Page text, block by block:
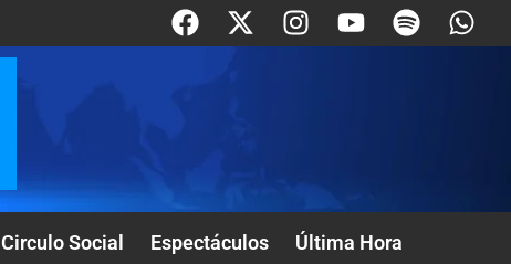
Circulo Social Espectáculos Última Hora